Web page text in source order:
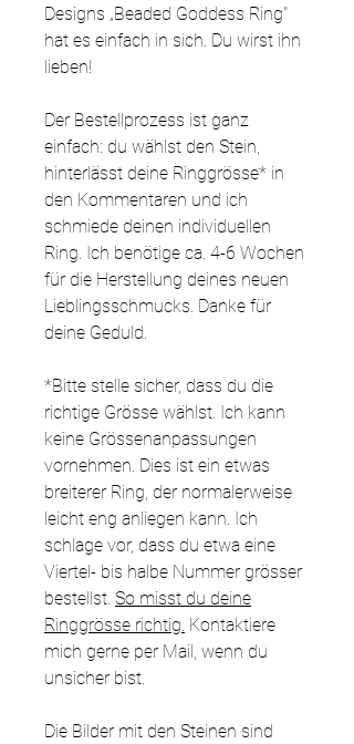
Designs „Beaded Goddess Ring"
hat es einfach in sich. Du wirst ihn
lieben!
Der Bestellprozess ist ganz
einfach: du wählst den Stein,
hinterlässt deine Ringgrösse* in
den Kommentaren und ich
schmiede deinen individuellen
Ring. Ich benötige ca. 4-6 Wochen
für die Herstellung deines neuen
Lieblingsschmucks. Danke für
deine Geduld.
*Bitte stelle sicher, dass du die
richtige Grösse wählst. Ich kann
keine Grössenanpassungen
vornehmen. Dies ist ein etwas
breiterer Ring, der normalerweise
leicht eng anliegen kann. Ich
schlage vor, dass du etwa eine
Viertel- bis halbe Nummer grösser
bestellst. So misst du deine
Ringgrösse richtig. Kontaktiere
mich gerne per Mail, wenn du
unsicher bist.
Die Bilder mit den Steinen sind